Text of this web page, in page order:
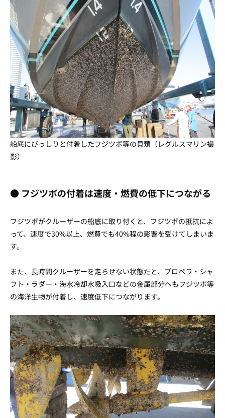
船底にびっしりと付着したフジツボ等の貝類（レグルスマリン撮
影）
● フジツボの付着は速度・燃費の低下につながる
フジツボがクルーザーの船底に取り付くと、フジツボの抵抗によ
って、速度で30%以上、燃費でも40%程の影響を受けてしまいま
す。
また、長時間クルーザーを走らせない状態だと、プロペラ・シャ
フト・ラダー・海水冷却水吸入口などの金属部分へもフジツボ等
の海洋生物が付着し、速度低下につながります。